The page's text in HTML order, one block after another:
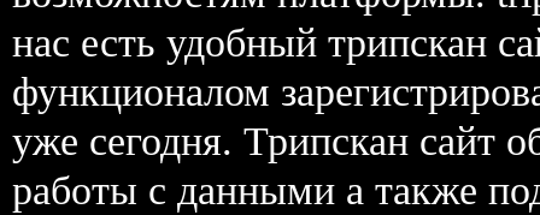
нас есть удобный трипскан
функционалом
уже сегодня. Трипскан сайт
работы с данными а также